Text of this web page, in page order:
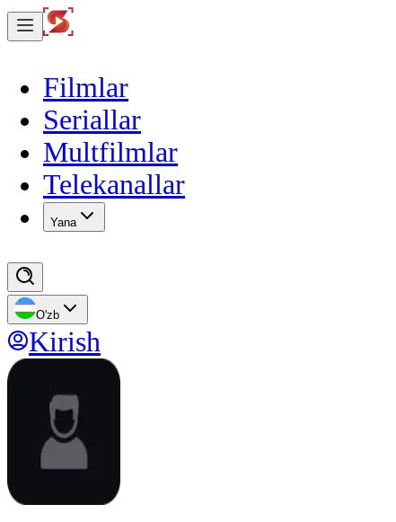
Filmlar
Seriallar
Multfilmlar
Telekanallar
Yana
O'zb
Kirish